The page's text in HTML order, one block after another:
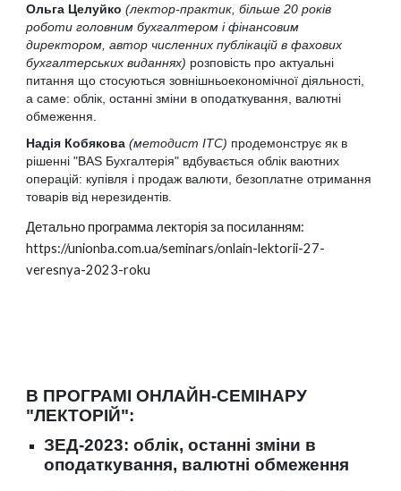
Ольга Целуйко (лектор-практик, більше 20 років
роботи головним бухгалтером і фінансовим
директором, автор численних публікацій в фахових
бухгалтерських виданнях) розповість про актуальні
питання що стосуються зовнішньоекономічної діяльності,
а саме: облік, останні зміни в оподаткування, валютні
обмеження.
Надія Кобякова (методист ІТС) продемонструє як в
рішенні "BAS Бухгалтерія" вдбувається облік ваютних
операцій: купівля і продаж валюти, безоплатне отримання
товарів від нерезидентів.
Детально программа лекторія за посиланням:
https://unionba.com.ua/seminars/onlain-lektorii-27-
veresnya-2023-roku
В ПРОГРАМІ ОНЛАЙН-СЕМІНАРУ
"ЛЕКТОРІЙ":
ЗЕД-2023: облік, останні зміни в
оподаткування, валютні обмеження